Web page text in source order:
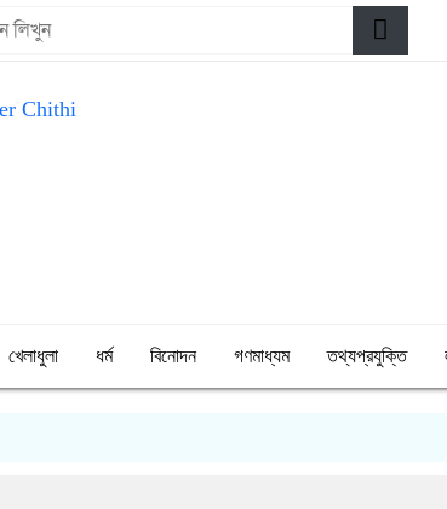
খেলাধুলা ধর্ম বিনোদন গণমাধ্যম তথ্যপ্রযুক্তি